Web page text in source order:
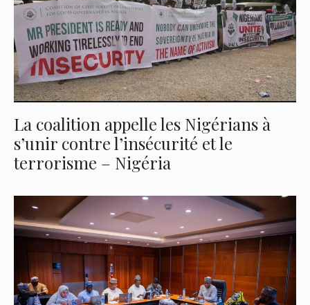
La coalition appelle les Nigérians à
s’unir contre l’insécurité et le
terrorisme – Nigéria